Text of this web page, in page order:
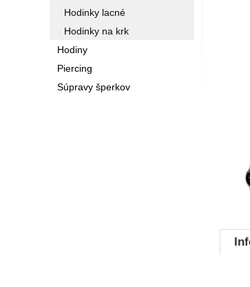
Hodinky lacné
Hodinky na krk
Hodiny
Piercing
Súpravy šperkov